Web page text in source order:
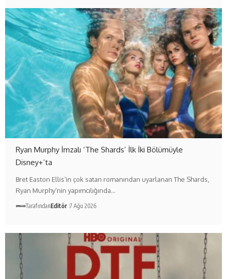
Ryan Murphy İmzalı ‘The Shards’ İlk İki Bölümüyle
Disney+’ta
Bret Easton Ellis’in çok satan romanından uyarlanan The Shards,
Ryan Murphy’nin yapımcılığında…
TarafındanEditör 7 Ağu 2026